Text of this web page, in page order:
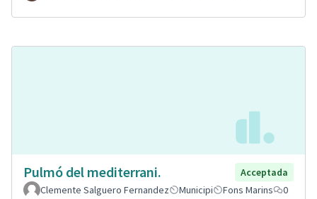
Pulmó del mediterrani.
Acceptada
Clemente Salguero Fernandez
Municipi Fons Marins
0